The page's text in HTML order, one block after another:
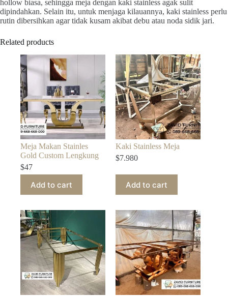
hollow biasa, sehingga meja dengan kaki stainless agak sulit
dipindahkan. Selain itu, untuk menjaga kilauannya, kaki stainless perlu
rutin dibersihkan agar tidak kusam akibat debu atau noda sidik jari.
Related products
Meja Makan Stainles
Gold Custom Lengkung
$47
Add to cart
Kaki Stainless Meja
$7.980
Add to cart